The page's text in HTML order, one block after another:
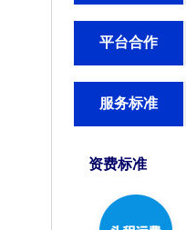
平台合作
服务标准
资费标准